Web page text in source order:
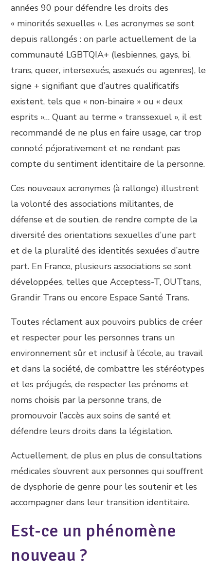
années 90 pour défendre les droits des
« minorités sexuelles ». Les acronymes se sont
depuis rallongés : on parle actuellement de la
communauté LGBTQIA+ (lesbiennes, gays, bi,
trans, queer, intersexués, asexués ou agenres), le
signe + signifiant que d’autres qualificatifs
existent, tels que « non-binaire » ou « deux
esprits »… Quant au terme « transsexuel », il est
recommandé de ne plus en faire usage, car trop
connoté péjorativement et ne rendant pas
compte du sentiment identitaire de la personne.
Ces nouveaux acronymes (à rallonge) illustrent
la volonté des associations militantes, de
défense et de soutien, de rendre compte de la
diversité des orientations sexuelles d’une part
et de la pluralité des identités sexuées d’autre
part. En France, plusieurs associations se sont
développées, telles que Acceptess-T, OUTtans,
Grandir Trans ou encore Espace Santé Trans.
Toutes réclament aux pouvoirs publics de créer
et respecter pour les personnes trans un
environnement sûr et inclusif à l’école, au travail
et dans la société, de combattre les stéréotypes
et les préjugés, de respecter les prénoms et
noms choisis par la personne trans, de
promouvoir l’accès aux soins de santé et
défendre leurs droits dans la législation.
Actuellement, de plus en plus de consultations
médicales s’ouvrent aux personnes qui souffrent
de dysphorie de genre pour les soutenir et les
accompagner dans leur transition identitaire.
Est-ce un phénomène
nouveau ?